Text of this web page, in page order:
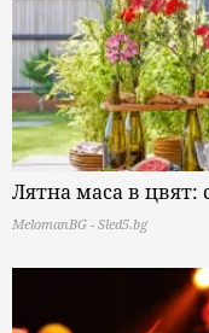
Лятна маса в
MelomanBG - Sled5.bg